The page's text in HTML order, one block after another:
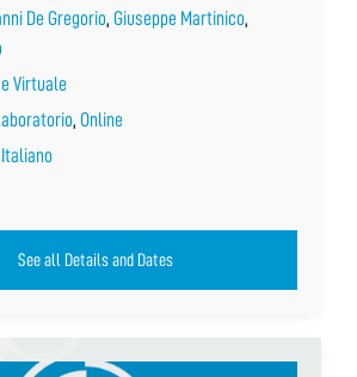
De Gregorio, Giuseppe Martinico,
Virtuale
, Online
Italiano
See all Details and Dates